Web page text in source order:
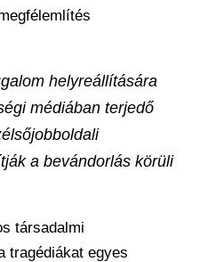
helyreállítására
médiában terjedő
a bevándorlás körüli
társadalmi
tragédiákat egyes